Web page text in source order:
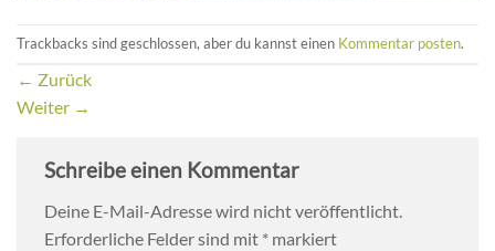
Trackbacks sind geschlossen, aber du kannst einen Kommentar posten.
← Zurück
Weiter →
Schreibe einen Kommentar
Deine E-Mail-Adresse wird nicht veröffentlicht.
Erforderliche Felder sind mit * markiert